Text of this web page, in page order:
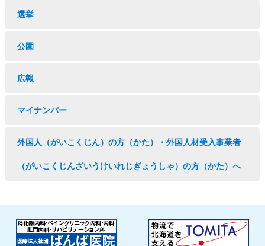
選挙
公園
広報
マイナンバー
外国人（がいこくじん）の方（かた）・外国人材受入事業者
（がいこくじんざいうけいれじぎょうしゃ）の方（かた）へ